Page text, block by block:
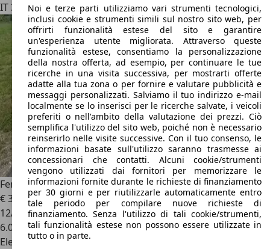
IT 36063Marostica - Vicenza
Ferrari SF90 Spider4.0
€ 320.000
12/2024
6.000 km
Elettrica/Benzina
Noi e terze parti utilizziamo vari strumenti tecnologici,
inclusi cookie e strumenti simili sul nostro sito web, per
offrirti funzionalità estese del sito e garantire
un'esperienza utente migliorata. Attraverso queste
funzionalità estese, consentiamo la personalizzazione
della nostra offerta, ad esempio, per continuare le tue
ricerche in una visita successiva, per mostrarti offerte
adatte alla tua zona o per fornire e valutare pubblicità e
messaggi personalizzati. Salviamo il tuo indirizzo e-mail
localmente se lo inserisci per le ricerche salvate, i veicoli
preferiti o nell'ambito della valutazione dei prezzi. Ciò
semplifica l'utilizzo del sito web, poiché non è necessario
reinserirlo nelle visite successive. Con il tuo consenso, le
informazioni basate sull'utilizzo saranno trasmesse ai
concessionari che contatti. Alcuni cookie/strumenti
vengono utilizzati dai fornitori per memorizzare le
informazioni fornite durante le richieste di finanziamento
per 30 giorni e per riutilizzarle automaticamente entro
tale periodo per compilare nuove richieste di
finanziamento. Senza l'utilizzo di tali cookie/strumenti,
tali funzionalità estese non possono essere utilizzate in
tutto o in parte.